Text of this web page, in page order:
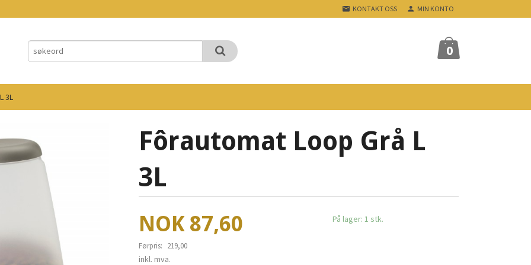
KONTAKT OSS MIN KONTO
0
3L
Fôrautomat Loop Grå L
3L
Tilbud
NOK 87,60
Førpris: 219,00
Rabatt
inkl. mva.
På lager: 1 stk.